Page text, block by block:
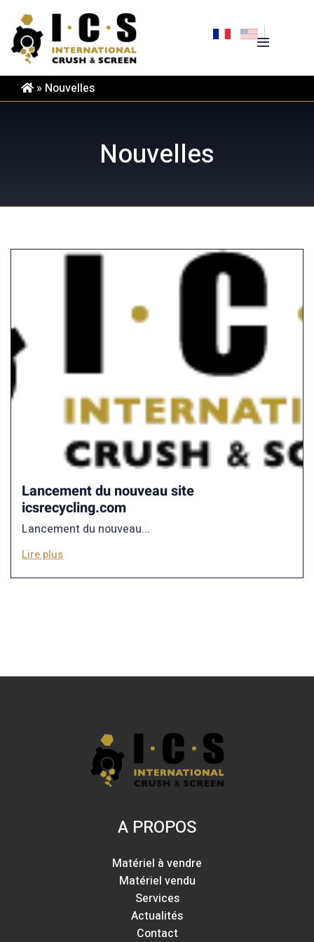
contenu
» Nouvelles
Nouvelles
Lancement du nouveau site
icsrecycling.com
Lancement du nouveau...
Lire plus
A PROPOS
Matériel à vendre
Matériel vendu
Services
Actualités
Contact